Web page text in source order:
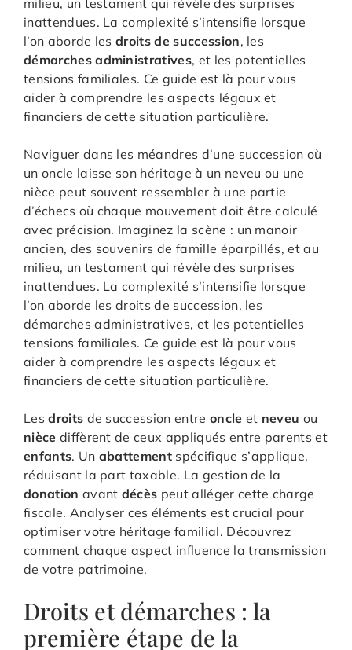
inattendues. La complexité s’intensifie lorsque
l’on aborde lesdroits de succession, les
démarches administratives, et les potentielles
tensions familiales. Ce guide est là pour vous
aider à comprendre les aspects légaux et
financiers de cette situation particulière.
Naviguer dans les méandres d’une succession où
un oncle laisse son héritage à un neveu ou une
nièce peut souvent ressembler à une partie
d’échecs où chaque mouvement doit être calculé
avec précision. Imaginez la scène : un manoir
ancien, des souvenirs de famille éparpillés, et au
milieu, un testament qui révèle des surprises
inattendues. La complexité s’intensifie lorsque
l’on aborde les droits de succession, les
démarches administratives, et les potentielles
tensions familiales. Ce guide est là pour vous
aider à comprendre les aspects légaux et
financiers de cette situation particulière.
Lesdroits de succession entre oncle et neveu ou
nièce diffèrent de ceux appliqués entre parents et
enfants. Un abattement spécifique s’applique,
réduisant la part taxable. La gestion de la
donation avant décès peut alléger cette charge
fiscale. Analyser ces éléments est crucial pour
optimiser votre héritage familial. Découvrez
comment chaque aspect influence la transmission
de votre patrimoine.
Droits et démarches : la
première étape de la